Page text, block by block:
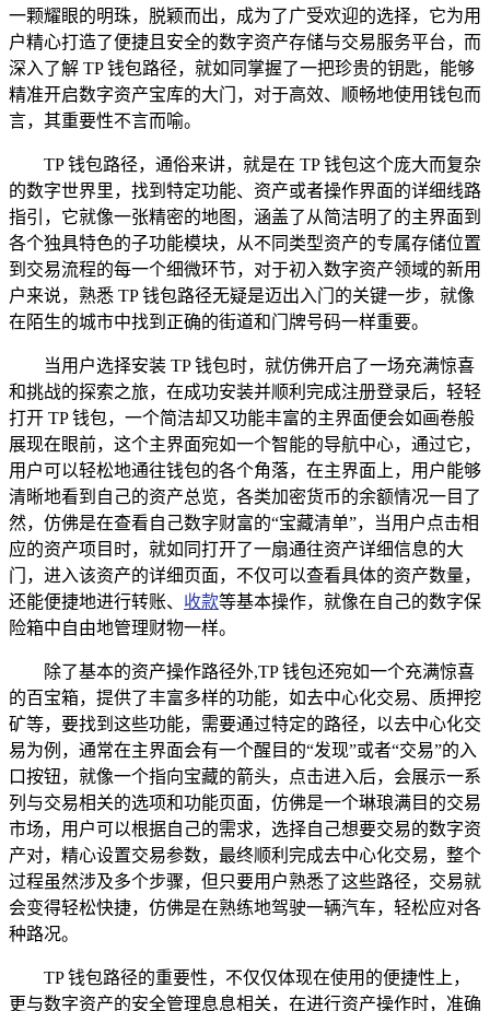
一颗耀眼的明珠，脱颖而出，成为了广受欢迎的选择，它为用
户精心打造了便捷且安全的数字资产存储与交易服务平台，而
深入了解 TP 钱包路径，就如同掌握了一把珍贵的钥匙，能够
精准开启数字资产宝库的大门，对于高效、顺畅地使用钱包而
言，其重要性不言而喻。
TP 钱包路径，通俗来讲，就是在 TP 钱包这个庞大而复杂
的数字世界里，找到特定功能、资产或者操作界面的详细线路
指引，它就像一张精密的地图，涵盖了从简洁明了的主界面到
各个独具特色的子功能模块，从不同类型资产的专属存储位置
到交易流程的每一个细微环节，对于初入数字资产领域的新用
户来说，熟悉 TP 钱包路径无疑是迈出入门的关键一步，就像
在陌生的城市中找到正确的街道和门牌号码一样重要。
当用户选择安装 TP 钱包时，就仿佛开启了一场充满惊喜
和挑战的探索之旅，在成功安装并顺利完成注册登录后，轻轻
打开 TP 钱包，一个简洁却又功能丰富的主界面便会如画卷般
展现在眼前，这个主界面宛如一个智能的导航中心，通过它，
用户可以轻松地通往钱包的各个角落，在主界面上，用户能够
清晰地看到自己的资产总览，各类加密货币的余额情况一目了
然，仿佛是在查看自己数字财富的“宝藏清单”，当用户点击相
应的资产项目时，就如同打开了一扇通往资产详细信息的大
门，进入该资产的详细页面，不仅可以查看具体的资产数量，
还能便捷地进行转账、 收款等基本操作，就像在自己的数字保
险箱中自由地管理财物一样。
除了基本的资产操作路径外,TP 钱包还宛如一个充满惊喜
的百宝箱，提供了丰富多样的功能，如去中心化交易、质押挖
矿等，要找到这些功能，需要通过特定的路径，以去中心化交
易为例，通常在主界面会有一个醒目的“发现”或者“交易”的入
口按钮，就像一个指向宝藏的箭头，点击进入后，会展示一系
列与交易相关的选项和功能页面，仿佛是一个琳琅满目的交易
市场，用户可以根据自己的需求，选择自己想要交易的数字资
产对，精心设置交易参数，最终顺利完成去中心化交易，整个
过程虽然涉及多个步骤，但只要用户熟悉了这些路径，交易就
会变得轻松快捷，仿佛是在熟练地驾驶一辆汽车，轻松应对各
种路况。
TP 钱包路径的重要性，不仅仅体现在使用的便捷性上，
更与数字资产的安全管理息息相关，在进行资产操作时，准确